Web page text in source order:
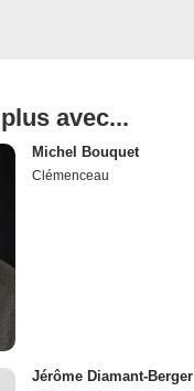
avec...
Michel Bouquet
Clémenceau
Jérôme Diamant-Berger